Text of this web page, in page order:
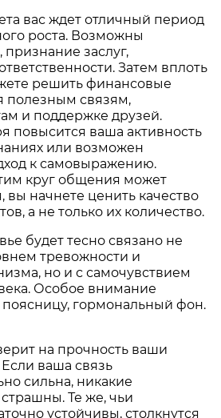
вас ждет отличный период
роста. Возможны
заслуг,
Затем вплоть
решить финансовые
полезным связям,
и поддержке друзей.
повысится ваша активность
или возможен
к самовыражению.
круг общения может
вы начнете ценить качество
а не только их количество.
будет тесно связано не
тревожности и
но и с самочувствием
Особое внимание
поясницу, гормональный фон.
на прочность ваши
ваша связь
сильна, никакие
Те же, чьи
устойчивы, столкнутся